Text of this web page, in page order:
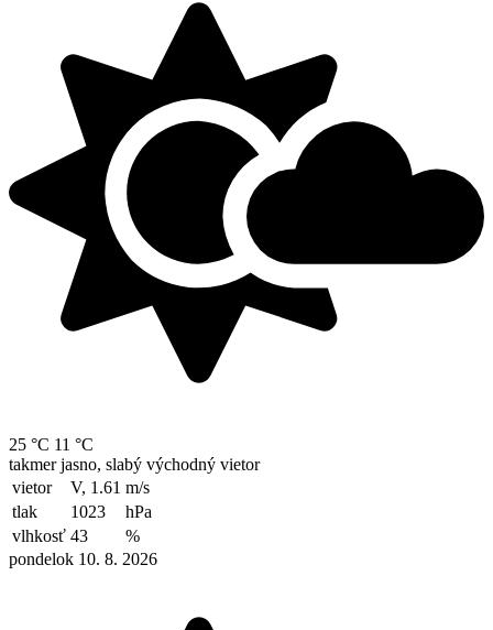
25 °C 11 °C
takmer jasno, slabý východný vietor
vietor
V, 1.61 m/s
tlak
1023
hPa
vlhkosť 43
%
pondelok 10. 8. 2026